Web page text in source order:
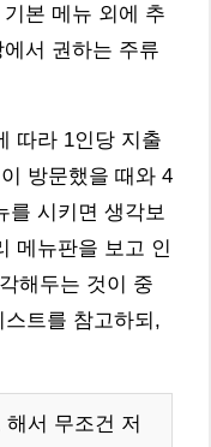
본 메뉴 외에 추
서 권하는 주류
따라 1인당 지출
방문했을 때와 4
를 시키면 생각보
메뉴판을 보고 인
해두는 것이 중
트를 참고하되,
해서 무조건 저